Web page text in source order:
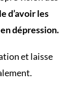
d’avoir les
dépression.
et laisse